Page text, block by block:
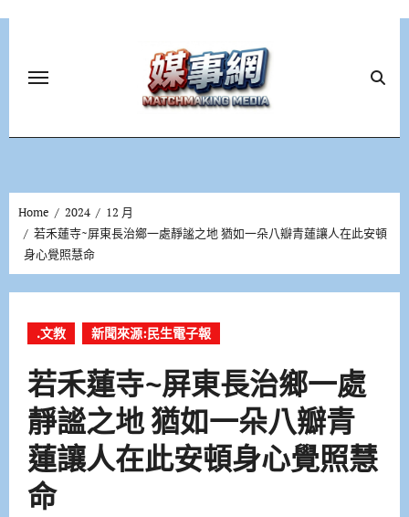
Home 2024
12 月
若禾蓮寺~屏東長治鄉一處靜謐之地 猶如一朵八瓣青蓮讓人在此安頓
身心覺照慧命
.文教 新聞來源:民生電子報
若禾蓮寺~屏東長治鄉一處
靜謐之地 猶如一朵八瓣青
蓮讓人在此安頓身心覺照慧
命